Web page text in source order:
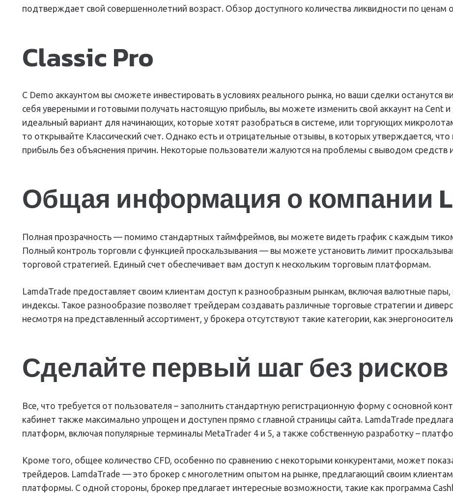
подтверждает свой совершеннолетний возраст. Обзор доступного количества ликвидности по ценам
Classic Pro
С Demo аккаунтом вы сможете инвестировать в условиях реального рынка, но ваши сделки останутся
себя увереными и готовыми получать настоящую прибыль, вы можете изменить свой аккаунт на Cent и
идеальный вариант для начинающих, которые хотят разобраться в системе, или торгующих
то открывайте Классический счет. Однако есть и отрицательные отзывы, в которых утверждается,
прибыль без объяснения причин. Некоторые пользователи жалуются на проблемы с выводом средств
Общая информация о компании
Полная прозрачность — помимо стандартных таймфреймов, вы можете видеть график с каждым
Полный контроль торговли с функцией проскальзывания — вы можете установить лимит
торговой стратегией. Единый счет обеспечивает вам доступ к нескольким торговым платформам.
LamdaTrade предоставляет своим клиентам доступ к разнообразным рынкам, включая валютные
индексы. Такое разнообразие позволяет трейдерам создавать различные торговые стратегии и
несмотря на представленный ассортимент, у брокера отсутствуют такие категории, как
Сделайте первый шаг без рисков
Все, что требуется от пользователя – заполнить стандартную регистрационную форму с основной
кабинет также максимально упрощен и доступен прямо с главной страницы сайта. LamdaTrade
платформ, включая популярные терминалы MetaTrader 4 и 5, а также собственную разработку –
Кроме того, общее количество CFD, особенно по сравнению с некоторыми конкурентами, может
трейдеров. LamdaTrade — это брокер с многолетним опытом на рынке, предлагающий своим
платформы. С одной стороны, брокер предлагает интересные возможности, такие как программа